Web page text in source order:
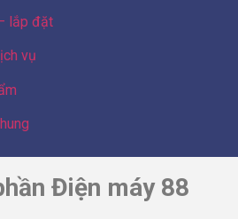
lắp đặt
vụ
Điện máy 88